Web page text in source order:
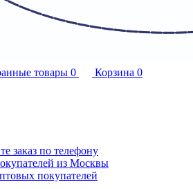
товары 0 Корзина 0
заказ по телефону
из Москвы
покупателей